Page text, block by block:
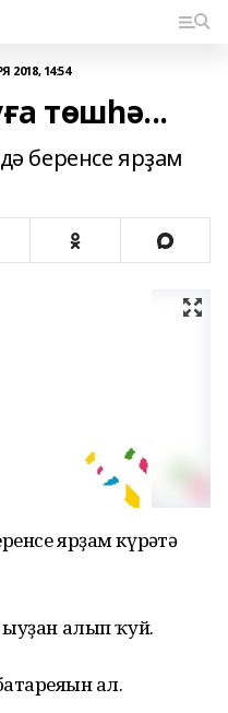
2018, 14:54
төшһә...
беренсе ярҙам
ярҙам күрһәтә
алып ҡуй.
ал.